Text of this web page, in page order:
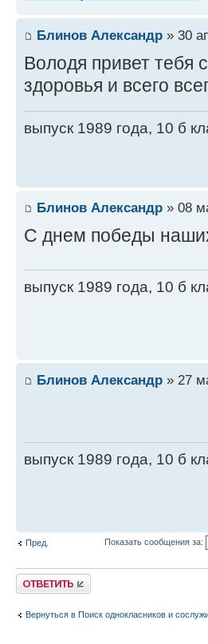
Блинов Александр » 30
Володя привет тебя
здоровья и всего
выпуск 1989 года, 10 б
Блинов Александр » 08
С днем победы
выпуск 1989 года, 10 б
Блинов Александр » 27
выпуск 1989 года, 10 б
Пред. Показать сообщения за:
Ответить
Вернуться в Поиск однокласников и